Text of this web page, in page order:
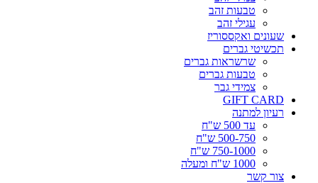
טבעות זהב
עגילי זהב
שעונים ואקססוריז
תכשיטי גברים
שרשראות גברים
טבעות גברים
צמידי גבר
GIFT CARD
רעיון למתנה
עד 500 ש"ח
500-750 ש"ח
750-1000 ש"ח
1000 ש"ח ומעלה
צור קשר